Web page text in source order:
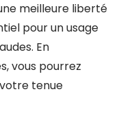
meilleure liberté
pour un usage
En
vous pourrez
tenue